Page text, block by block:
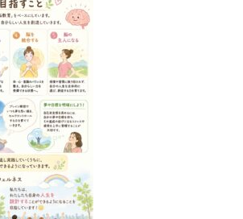
す鏡で脳と密接なつながりをもっていま
整えながら頭もスッキリしませんか？